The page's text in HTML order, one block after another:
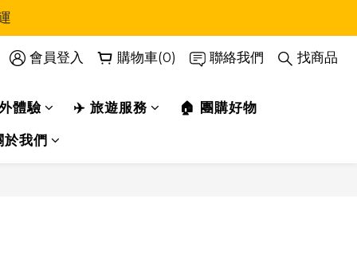
會員登入 購物車(0) 聯絡我們 找商品
體驗 ✈️ 旅遊服務 🏠 團購好物
我們